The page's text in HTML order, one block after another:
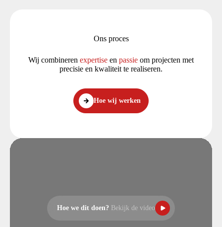
Ons proces
Wij combineren expertise en passie om projecten met
precisie en kwaliteit te realiseren.
Hoe wij werken
Hoe we dit doen? Bekijk de video